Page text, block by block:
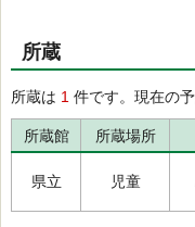
所蔵
所蔵は 1 件です。現在の
所蔵館 所蔵場所
県立 児童